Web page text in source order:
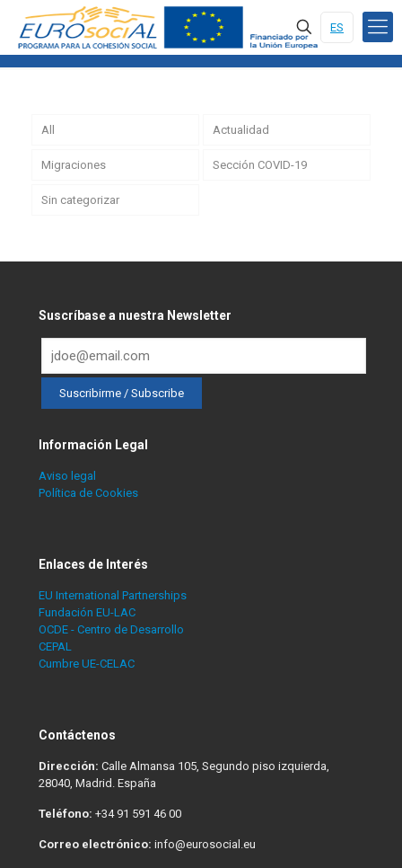
ES
All Actualidad
Migraciones Sección COVID-19
Sin categorizar
Suscríbase a nuestra Newsletter
Información Legal
Aviso legal
Política de Cookies
Enlaces de Interés
EU International Partnerships
Fundación EU-LAC
OCDE - Centro de Desarrollo
CEPAL
Cumbre UE-CELAC
Contáctenos
Dirección: Calle Almansa 105, Segundo piso izquierda,
28040, Madrid. España
Teléfono: +34 91 591 46 00
Correo electrónico: info@eurosocial.eu